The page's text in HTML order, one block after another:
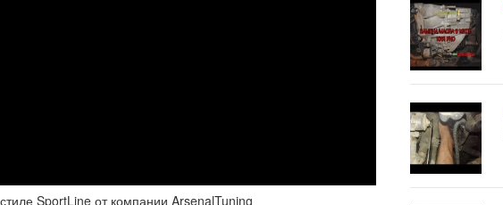
SportLine от компании ArsenalTuning